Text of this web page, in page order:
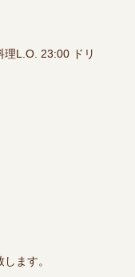
L.O. 23:00 ドリ
ます。